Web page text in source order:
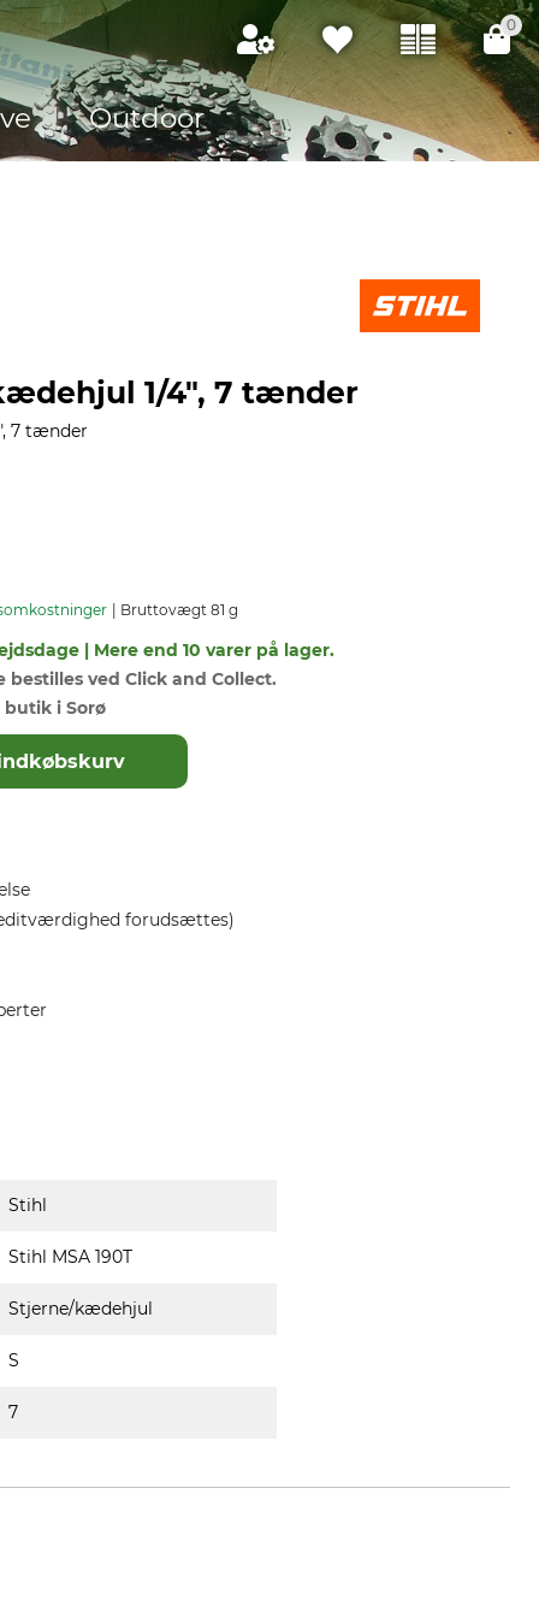
0
Outdoor
1/4", 7 tænder
7 tænder
Bruttovægt 81 g
| Mere end 10 varer på lager.
bestilles ved Click and Collect.
butik i Sorø
forudsættes)
Stihl
Stihl MSA 190T
Stjerne/kædehjul
S
7